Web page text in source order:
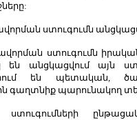
ստուգումն
ստուգումն
անցկացվում այն
են պետական,
գաղտնիք պարունակող
ստուգումների